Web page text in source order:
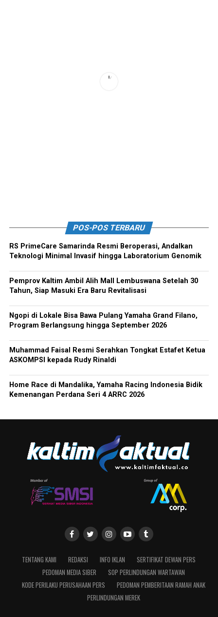
POS-POS TERBARU
RS PrimeCare Samarinda Resmi Beroperasi, Andalkan
Teknologi Minimal Invasif hingga Laboratorium Genomik
Pemprov Kaltim Ambil Alih Mall Lembuswana Setelah 30
Tahun, Siap Masuki Era Baru Revitalisasi
Ngopi di Lokale Bisa Bawa Pulang Yamaha Grand Filano,
Program Berlangsung hingga September 2026
Muhammad Faisal Resmi Serahkan Tongkat Estafet Ketua
ASKOMPSI kepada Rudy Rinaldi
Home Race di Mandalika, Yamaha Racing Indonesia Bidik
Kemenangan Perdana Seri 4 ARRC 2026
TENTANG KAMI REDAKSI INFO IKLAN
SERTIFIKAT DEWAN PERS
PEDOMAN MEDIA SIBER
SOP PERLINDUNGAN WARTAWAN
KODE PERILAKU PERUSAHAAN PERS
PEDOMAN PEMBERITAAN RAMAH ANAK
PERLINDUNGAN MEREK